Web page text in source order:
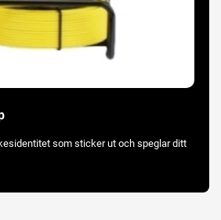
som sticker ut och speglar ditt